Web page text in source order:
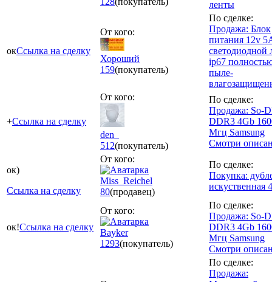
ленты
окСсылка на сделку
От кого:
Хороший
159(покупатель)
По сделке:
Продажа: Блок
питания 12v
светодиодной
ip67
пыле-
+Ссылка на сделку
От кого:
den_
512(покупатель)
По сделке:
Продажа: So-
DDR3 4Gb
Мгц Samsung
Смотри
ок)
Ссылка на сделку
От кого:
Miss_Reichel
80(продавец)
По сделке:
Покупка:
искуственная
ок!Ссылка на сделку
От кого:
Bayker
1293(покупатель)
По сделке:
Продажа: So-
DDR3 4Gb
Мгц Samsung
Смотри
По сделке:
Продажа: